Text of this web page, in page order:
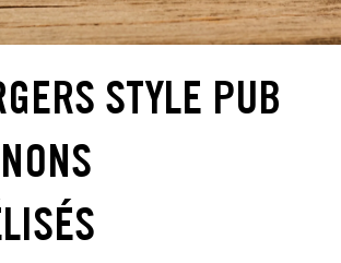
STYLE PUB